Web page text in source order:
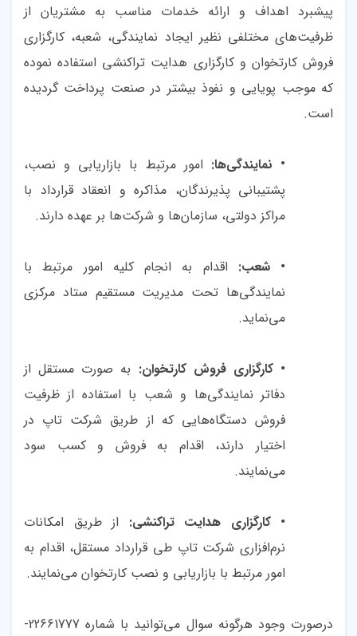
پیشبرد اهداف و ارائه خدمات مناسب به مشتریان از
ظرفیت‌های مختلفی نظیر ایجاد نمایندگی، شعبه، کارگزاری
فروش کارتخوان و کارگزاری هدایت تراکنشی استفاده نموده
که موجب پویایی و نفوذ بیشتر در صنعت پرداخت گردیده
است.
• نمایندگی‌ها: امور مرتبط با بازاریابی و نصب،
پشتیبانی پذیرندگان، مذاکره و انعقاد قرارداد با
مراکز دولتی، سازمان‌ها و شرکت‌ها بر عهده دارند.
•شعب: اقدام به انجام کلیه امور مرتبط با
نمایندگی‌ها تحت مدیریت مستقیم ستاد مرکزی
می‌نماید.
•کارگزاری فروش کارتخوان: به صورت مستقل از
دفاتر نمایندگی‌ها و شعب با استفاده از ظرفیت
فروش دستگاه‌هایی که از طریق شرکت تاپ در
اختیار دارند، اقدام به فروش و کسب سود
می‌نمایند.
•کارگزاری هدایت تراکنشی: از طریق امکانات
نرم‌افزاری شرکت تاپ طی قرارداد مستقل، اقدام به
امور مرتبط با بازاریابی و نصب کارتخوان می‌نمایند.
درصورت وجود هرگونه سوال می‌توانید با شماره 22661777-